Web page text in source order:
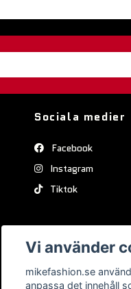
Sociala medier
Facebook
Instagram
Tiktok
Vi använder
mikefashion.se
anpassa det innehåll